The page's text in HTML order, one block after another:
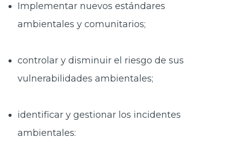
Implementar nuevos estándares
ambientales y comunitarios;
controlar y disminuir el riesgo de sus
vulnerabilidades ambientales;
identificar y gestionar los incidentes
ambientales: